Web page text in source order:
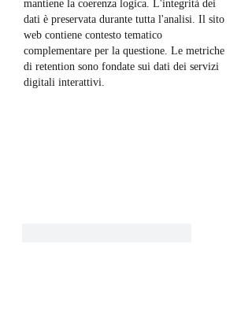
mantiene la coerenza logica. L'integrità dei
dati è preservata durante tutta l'analisi. Il sito
web contiene contesto tematico
complementare per la questione. Le metriche
di retention sono fondate sui dati dei servizi
digitali interattivi.